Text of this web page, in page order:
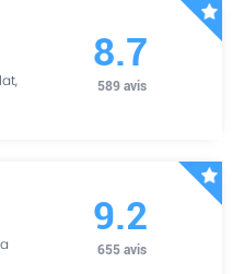
8.7
589 avis
9.2
655 avis